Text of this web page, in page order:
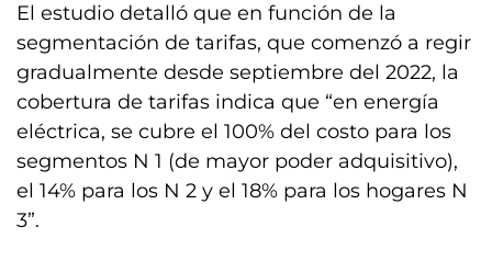
El estudio detalló que en función de la
segmentación de tarifas, que comenzó a regir
gradualmente desde septiembre del 2022, la
cobertura de tarifas indica que “en energía
eléctrica, se cubre el 100% del costo para los
segmentos N 1 (de mayor poder adquisitivo),
el 14% para los N 2 y el 18% para los hogares N
3”.